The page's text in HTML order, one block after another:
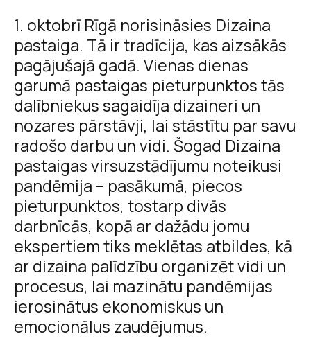
1. oktobrī Rīgā norisināsies Dizaina
pastaiga. Tā ir tradīcija, kas aizsākās
pagājušajā gadā. Vienas dienas
garumā pastaigas pieturpunktos tās
dalībniekus sagaidīja dizaineri un
nozares pārstāvji, lai stāstītu par savu
radošo darbu un vidi. Šogad Dizaina
pastaigas virsuzstādījumu noteikusi
pandēmija – pasākumā, piecos
pieturpunktos, tostarp divās
darbnīcās, kopā ar dažādu jomu
ekspertiem tiks meklētas atbildes, kā
ar dizaina palīdzību organizēt vidi un
procesus, lai mazinātu pandēmijas
ierosinātus ekonomiskus un
emocionālus zaudējumus.